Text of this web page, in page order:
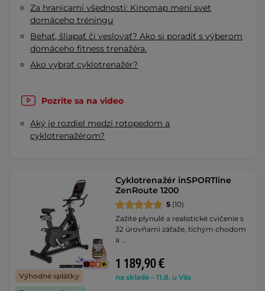
Za hranicami všednosti: Kinomap mení svet
domáceho tréningu
Behať, šliapať či veslovať? Ako si poradiť s výberom
domáceho fitness trenažéra.
Ako vybrať cyklotrenažér?
Pozrite sa na video
Aký je rozdiel medzi rotopedom a
cyklotrenažérom?
Výhodné splátky
Cyklotrenažér inSPORTline
ZenRoute 1200
5 (10)
Zažite plynulé a realistické cvičenie s
32 úrovňami záťaže, tichým chodom
a …
1 189,90 €
na sklade – 11.8. u Vás